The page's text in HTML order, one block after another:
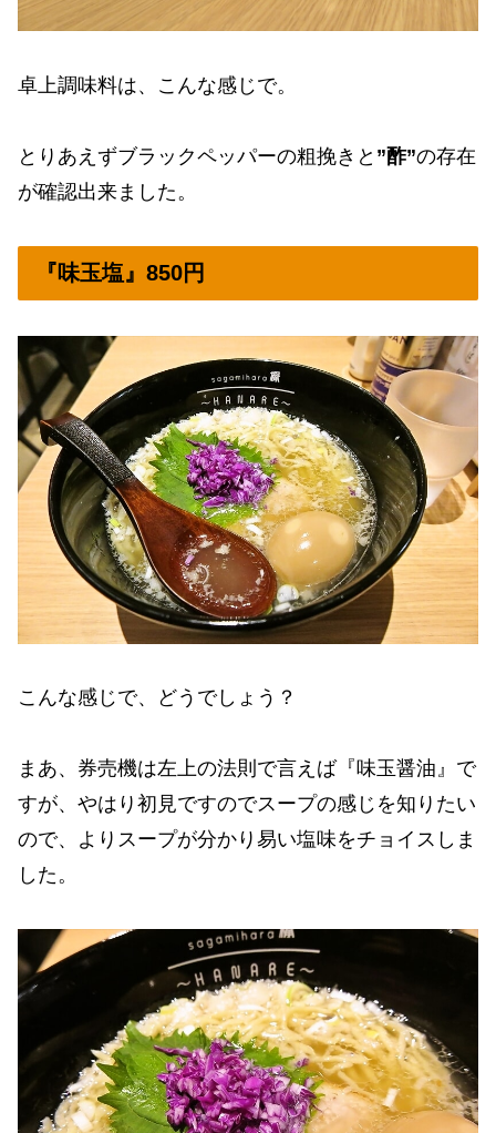
卓上調味料は、こんな感じで。
とりあえずブラックペッパーの粗挽きと ”酢”の存在
が確認出来ました。
『味玉塩』850円
こんな感じで、どうでしょう？
まあ、券売機は左上の法則で言えば『味玉醤油』で
すが、やはり初見ですのでスープの感じを知りたい
ので、よりスープが分かり易い塩味をチョイスしま
した。